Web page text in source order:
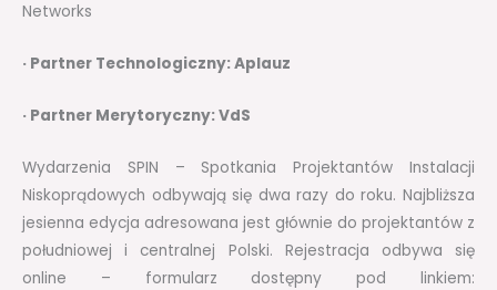
Networks
· Partner Technologiczny: Aplauz
· Partner Merytoryczny: VdS
Wydarzenia SPIN – Spotkania Projektantów Instalacji
Niskoprądowych odbywają się dwa razy do roku. Najbliższa
jesienna edycja adresowana jest głównie do projektantów z
południowej i centralnej Polski. Rejestracja odbywa się
online – formularz dostępny pod linkiem: